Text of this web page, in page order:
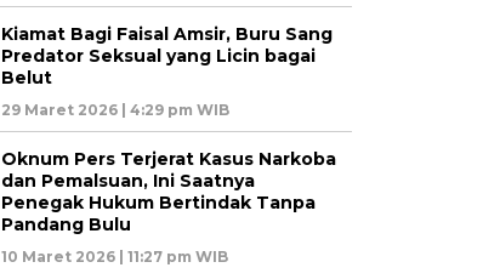
Kiamat Bagi Faisal Amsir, Buru Sang
Predator Seksual yang Licin bagai
Belut
29 Maret 2026 | 4:29 pm WIB
Oknum Pers Terjerat Kasus Narkoba
dan Pemalsuan, Ini Saatnya
Penegak Hukum Bertindak Tanpa
Pandang Bulu
10 Maret 2026 | 11:27 pm WIB